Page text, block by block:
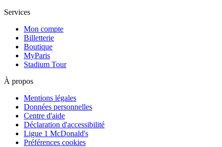
Services
Mon compte
Billetterie
Boutique
MyParis
Stadium Tour
À propos
Mentions légales
Données personnelles
Centre d'aide
Déclaration d'accessibilité
Ligue 1 McDonald's
Préférences cookies